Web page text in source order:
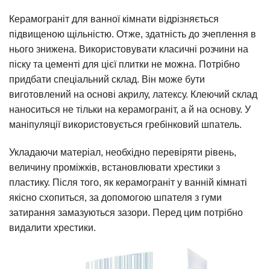
Керамограніт для ванної кімнати відрізняється
підвищеною щільністю. Отже, здатність до зчеплення в
нього знижена. Використовувати класичні розчини на
піску та цементі для цієї плитки не можна. Потрібно
придбати спеціальний склад. Він може бути
виготовлений на основі акрилу, латексу. Клеючий склад
наноситься не тільки на керамограніт, а й на основу. У
маніпуляції використовується гребінковий шпатель.
Укладаючи матеріал, необхідно перевіряти рівень,
величину проміжків, встановлювати хрестики з
пластику. Після того, як керамограніт у ванній кімнаті
якісно схопиться, за допомогою шпателя з гуми
затирання замазуються зазори. Перед цим потрібно
видалити хрестики.